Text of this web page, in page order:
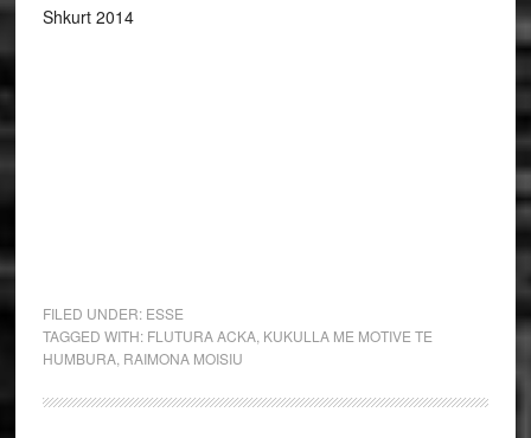
Shkurt 2014
FILED UNDER: ESSE
TAGGED WITH: FLUTURA ACKA, KUKULLA ME MOTIVE TE
HUMBURA, RAIMONA MOISIU